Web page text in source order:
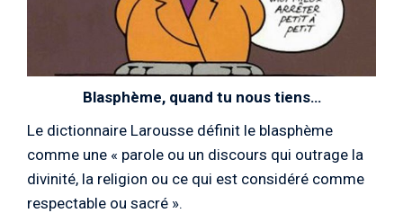
Blasphème, quand tu nous tiens…
Le dictionnaire Larousse définit le blasphème
comme une « parole ou un discours qui outrage la
divinité, la religion ou ce qui est considéré comme
respectable ou sacré ».